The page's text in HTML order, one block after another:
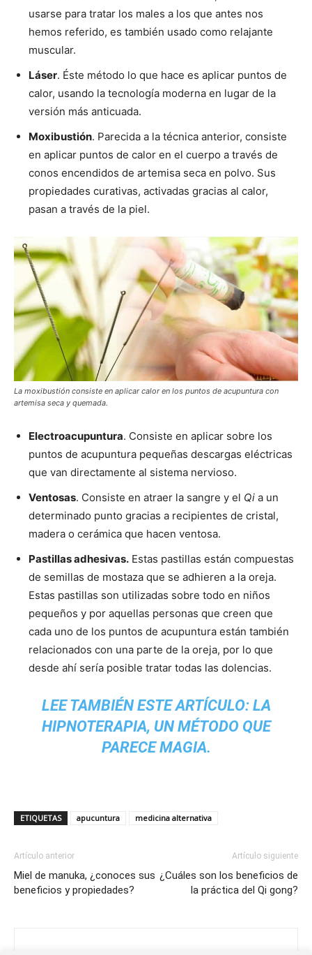
usarse para tratar los males a los que antes nos
hemos referido, es también usado como relajante
muscular.
Láser. Éste método lo que hace es aplicar puntos de
calor, usando la tecnología moderna en lugar de la
versión más anticuada.
Moxibustión. Parecida a la técnica anterior, consiste
en aplicar puntos de calor en el cuerpo a través de
conos encendidos de artemisa seca en polvo. Sus
propiedades curativas, activadas gracias al calor,
pasan a través de la piel.
La moxibustión consiste en aplicar calor en los puntos de acupuntura con
artemisa seca y quemada.
Electroacupuntura. Consiste en aplicar sobre los
puntos de acupuntura pequeñas descargas eléctricas
que van directamente al sistema nervioso.
Ventosas. Consiste en atraer la sangre y el Qi a un
determinado punto gracias a recipientes de cristal,
madera o cerámica que hacen ventosa.
Pastillas adhesivas. Estas pastillas están compuestas
de semillas de mostaza que se adhieren a la oreja.
Estas pastillas son utilizadas sobre todo en niños
pequeños y por aquellas personas que creen que
cada uno de los puntos de acupuntura están también
relacionados con una parte de la oreja, por lo que
desde ahí sería posible tratar todas las dolencias.
LEE TAMBIÉN ESTE ARTÍCULO: LA
HIPNOTERAPIA, UN MÉTODO QUE
PARECE MAGIA.
ETIQUETAS apucuntura medicina alternativa
Artículo anterior
Miel de manuka, ¿conoces sus
beneficios y propiedades?
Artículo siguiente
¿Cuáles son los beneficios de
la práctica del Qi gong?